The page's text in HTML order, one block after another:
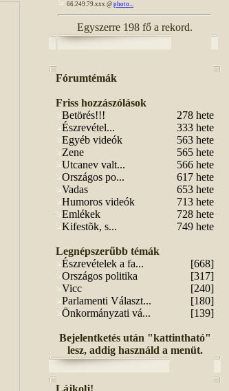
66.249.79.xxx @ photo...
Egyszerre 198 fő a rekord.
Fórumtémák
Friss hozzászólások
Betörés!!!
278 hete
Észrevétel...
333 hete
Egyéb videók
563 hete
Zene
565 hete
Utcanev valt...
566 hete
Országos po...
617 hete
Vadas
653 hete
Humoros videók
713 hete
Emlékek
728 hete
Kifestõk, s...
749 hete
Legnépszerűbb témák
Észrevételek a fa...
[668]
Országos politika
[317]
Vicc
[240]
Parlamenti Választ...
[180]
Önkormányzati vá...
[139]
Bejelentketés után "kattintható"
lesz, addig használd a menüt.
Lájkolj!